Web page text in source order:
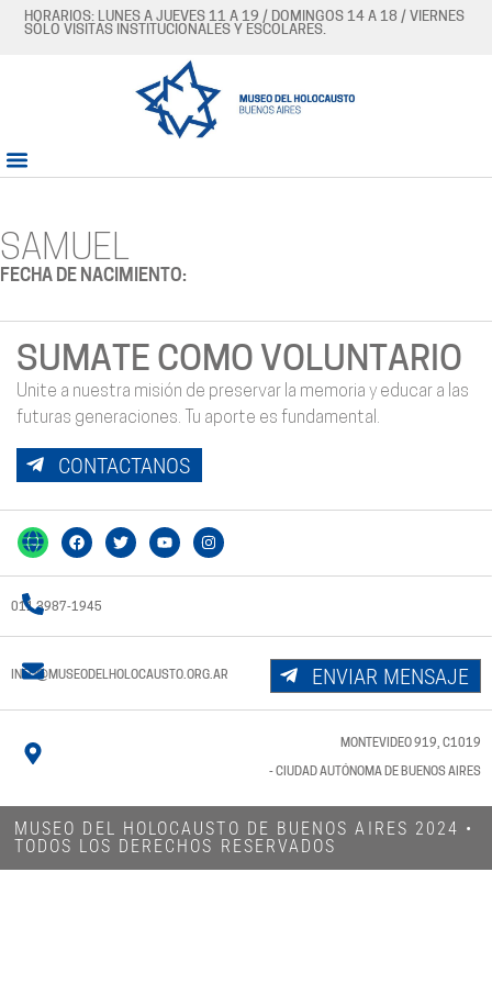
HORARIOS: LUNES A JUEVES 11 A 19 / DOMINGOS 14 A 18 / VIERNES
SÓLO VISITAS INSTITUCIONALES Y ESCOLARES.
SAMUEL
FECHA DE NACIMIENTO:
SUMATE COMO VOLUNTARIO
Unite a nuestra misión de preservar la memoria y educar a las
futuras generaciones. Tu aporte es fundamental.
CONTACTANOS
011 3987-1945
INFO@MUSEODELHOLOCAUSTO.ORG.AR ENVIAR MENSAJE
MONTEVIDEO 919, C1019
- CIUDAD AUTÓNOMA DE BUENOS AIRES
MUSEO DEL HOLOCAUSTO DE BUENOS AIRES 2024​ •
TODOS LOS DERECHOS RESERVADOS